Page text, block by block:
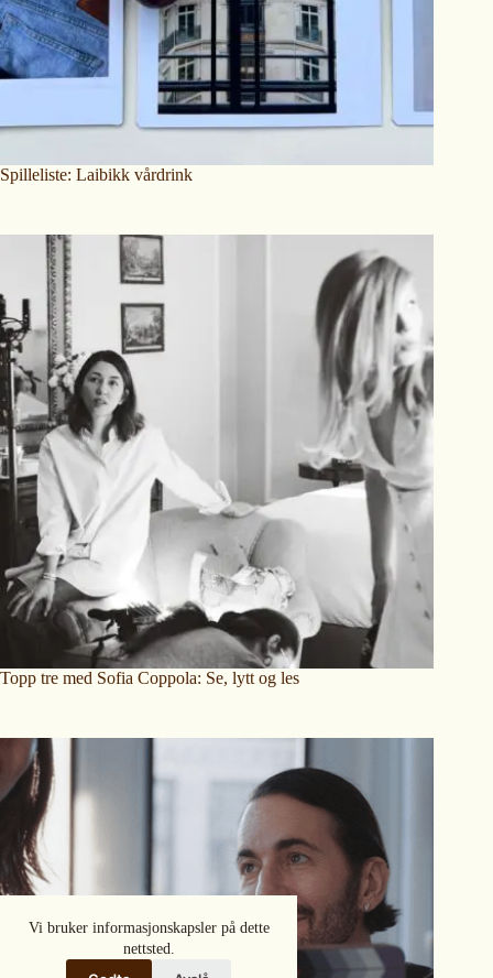
Vi bruker informasjonskapsler på dette
nettsted.
Spilleliste: Laibikk vårdrink
Topp tre med Sofia Coppola: Se, lytt og les